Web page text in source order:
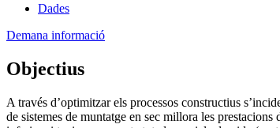
Dades
Demana informació
Objectius
A través d’optimitzar els processos constructius
de sistemes de muntatge en sec millora les